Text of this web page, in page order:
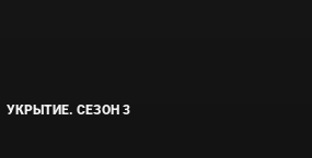
УКРЫТИЕ. СЕЗОН 3